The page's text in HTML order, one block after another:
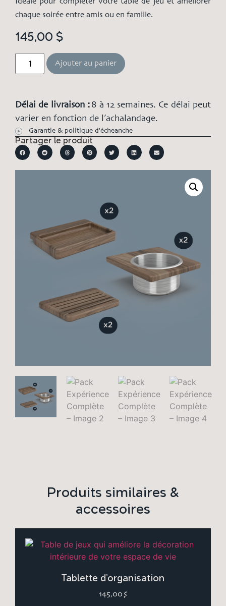
chaque soirée entre amis ou en famille.
145,00 $
Ajouter au panier
Délai de livraison :8 à 12 semaines. Ce délai peut
varier en fonction de l’achalandage.
Garantie & politique d'écheanche
Partager le produit
Produits similaires &
accessoires
Tablette d’organisation
145,00$